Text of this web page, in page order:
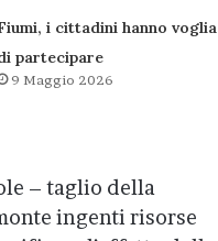
i cittadini hanno voglia
partecipare
9 Maggio 2026
– taglio della
ingenti risorse